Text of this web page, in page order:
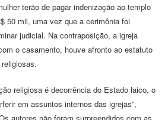
terão de pagar indenização ao templo
50 mil, uma vez que a cerimônia foi
judicial. Na contraposição, a igreja
o casamento, houve afronto ao estatuto
religiosa é decorrência do Estado laico, o
em assuntos internos das igrejas”,